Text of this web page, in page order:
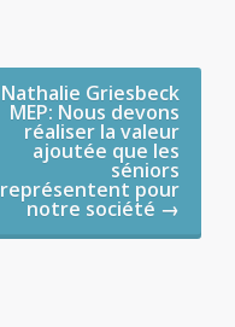
Nathalie Griesbeck
MEP: Nous devons
réaliser la valeur
ajoutée que les
séniors
représentent pour
notre société →